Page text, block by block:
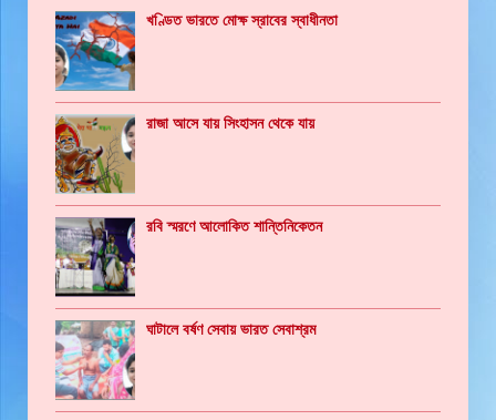
খণ্ডিত ভারতে মোক্ষ স্রাবের স্বাধীনতা
রাজা আসে যায় সিংহাসন থেকে যায়
রবি স্মরণে আলোকিত শান্তিনিকেতন
ঘাটালে বর্ষণ সেবায় ভারত সেবাশ্রম